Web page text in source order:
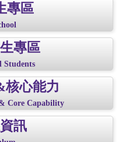
專區
專區
Students
核心能力
Core Capability
訊